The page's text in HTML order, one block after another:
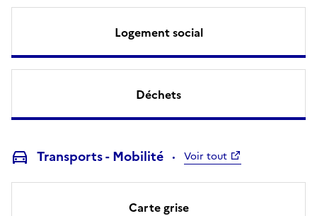
Logement social
Déchets
Transports - Mobilité Voir tout
Carte grise